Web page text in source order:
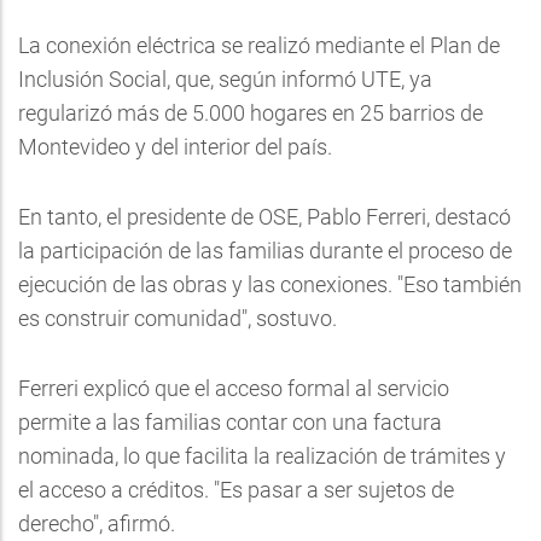
La conexión eléctrica se realizó mediante el Plan de
Inclusión Social, que, según informó UTE, ya
regularizó más de 5.000 hogares en 25 barrios de
Montevideo y del interior del país.
En tanto, el presidente de OSE, Pablo Ferreri, destacó
la participación de las familias durante el proceso de
ejecución de las obras y las conexiones. "Eso también
es construir comunidad", sostuvo.
Ferreri explicó que el acceso formal al servicio
permite a las familias contar con una factura
nominada, lo que facilita la realización de trámites y
el acceso a créditos. "Es pasar a ser sujetos de
derecho", afirmó.